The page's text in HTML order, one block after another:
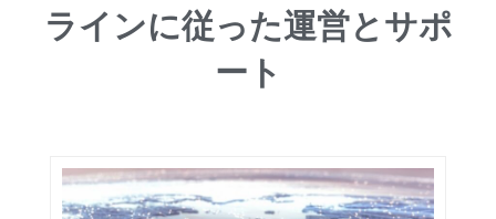
ラインに従った運営とサポ
ート